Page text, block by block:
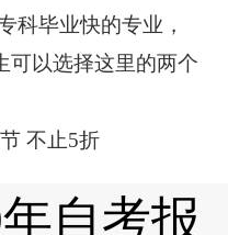
科毕业快的专业，
可以选择这里的两个